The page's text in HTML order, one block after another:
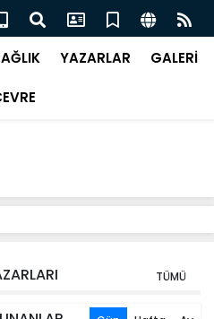
işe devamsızlık önemli bir
YAZARLAR GALERİ
TÜMÜ